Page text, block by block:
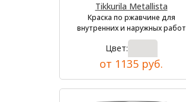
Tikkurila Metallista
Краска по ржавчине для
внутренних и наружных работ
Цвет:
от 1135 руб.